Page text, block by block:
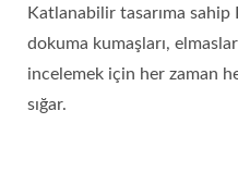
Katlanabilir tasarıma
dokuma kumaşları,
incelemek için her zaman
sığar.